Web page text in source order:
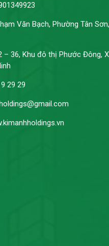
Văn Bạch, Phường Tân
– 36, Khu đô thị Phước Đông,
29 29